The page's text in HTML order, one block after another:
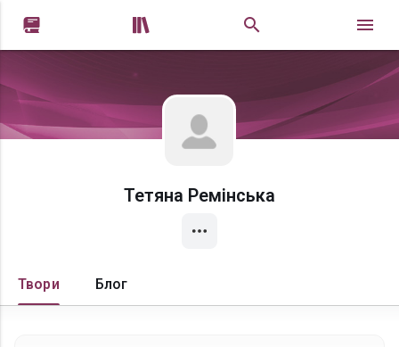
 
Тетяна Ремінська
Твори Блог